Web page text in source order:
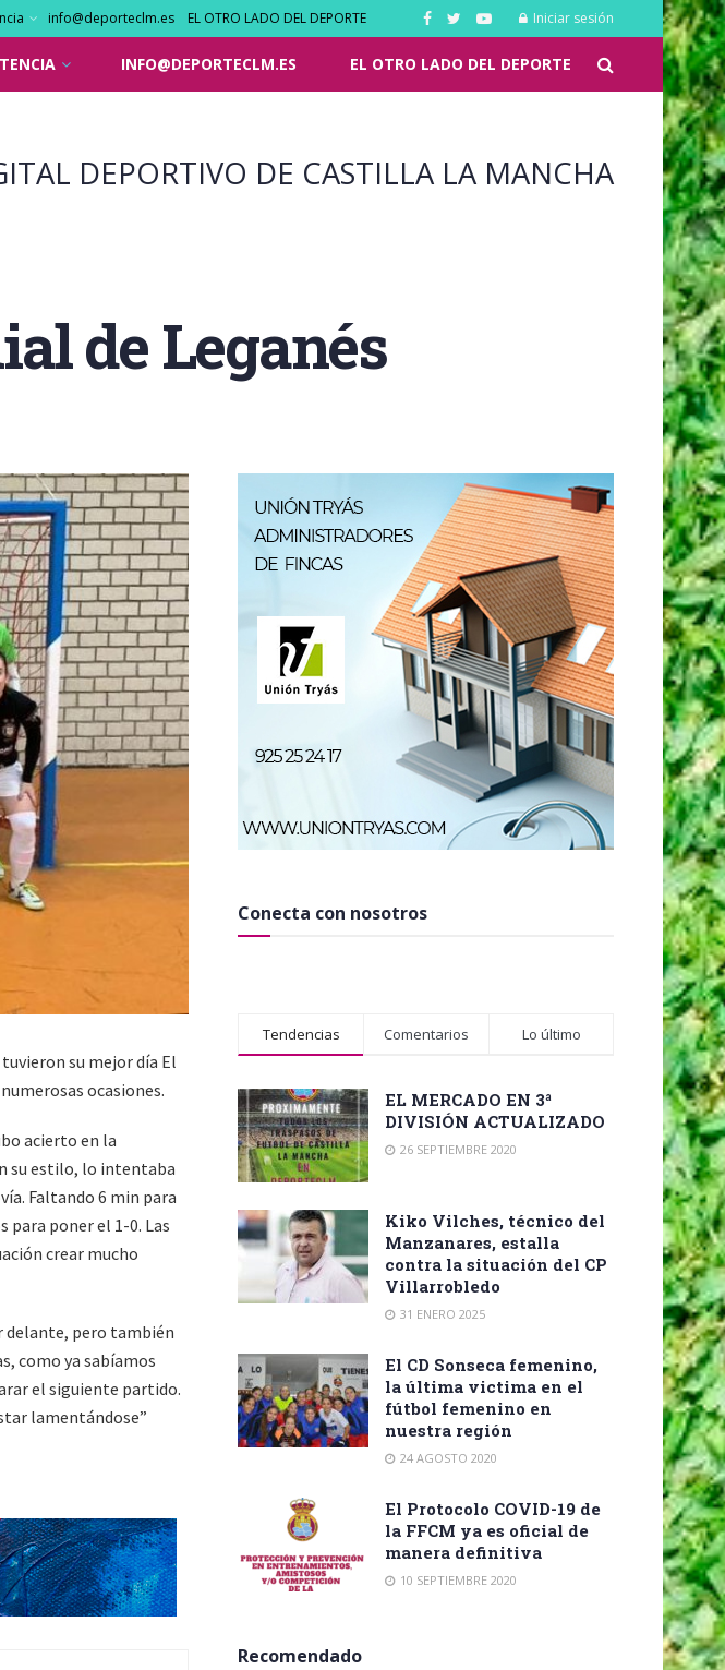
info@deporteclm.es EL OTRO LADO DEL DEPORTE Iniciar sesión
INFO@DEPORTECLM.ES EL OTRO LADO DEL DEPORTE
DEPORTIVO DE CASTILLA LA MANCHA
de Leganés
su mejor día El
ocasiones.
acierto en la
su estilo, lo intentaba
Faltando 6 min para
poner el 1-0. Las
crear mucho
delante, pero también
como ya sabíamos
el siguiente partido.
lamentándose”
Conecta con nosotros
Tendencias Comentarios Lo último
EL MERCADO EN 3ª
DIVISIÓN ACTUALIZADO
26 SEPTIEMBRE 2020
Kiko Vilches, técnico del
Manzanares, estalla
contra la situación del CP
Villarrobledo
31 ENERO 2025
El CD Sonseca femenino,
la última victima en el
fútbol femenino en
nuestra región
24 AGOSTO 2020
El Protocolo COVID-19 de
la FFCM ya es oficial de
manera definitiva
10 SEPTIEMBRE 2020
Recomendado